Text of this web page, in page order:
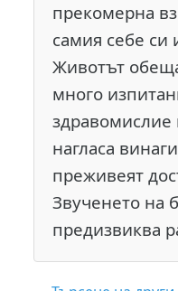
прекомерна
самия себе си
Животът
много
здравомислие
нагласа
преживеят
Звученето на
предизвиква